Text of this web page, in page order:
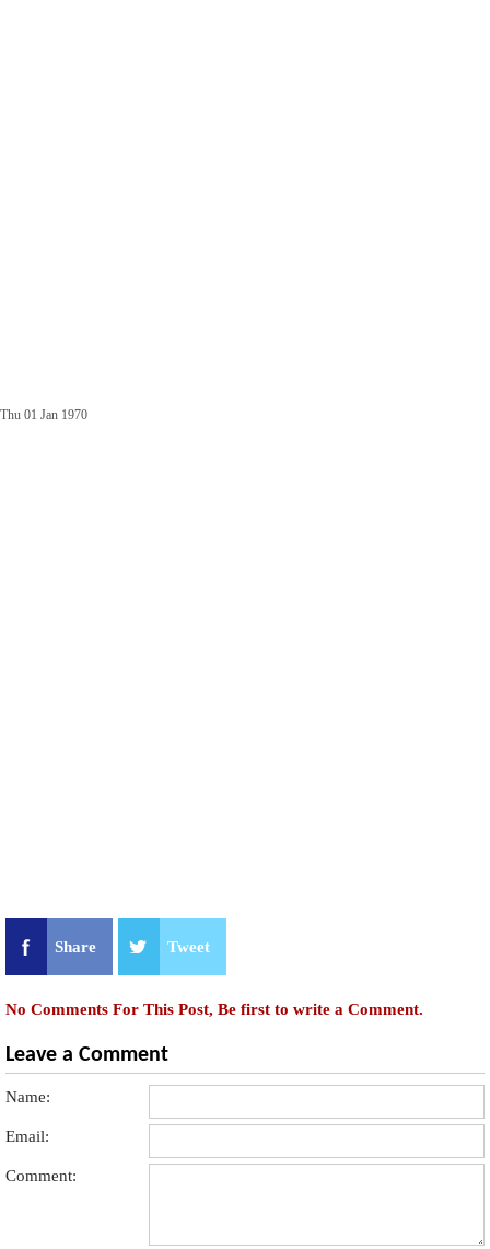
Thu 01 Jan 1970
Share Tweet
No Comments For This Post, Be first to write a Comment.
Leave a Comment
Name:
Email:
Comment: